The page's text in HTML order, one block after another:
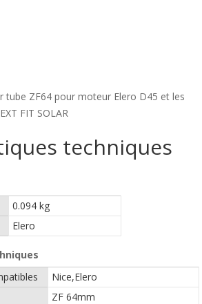
tube ZF64 pour moteur Elero D45 et les
FIT SOLAR
techniques
0.094 kg
Elero
Nice,Elero
ZF 64mm